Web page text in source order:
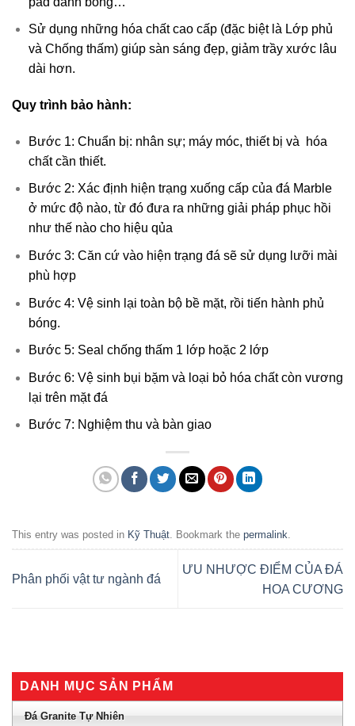
Sử dụng những hóa chất cao cấp (đặc biệt là Lớp phủ
và Chống thấm) giúp sàn sáng đẹp, giảm trầy xước lâu
dài hơn.
Quy trình bảo hành:
Bước 1: Chuẩn bị: nhân sự; máy móc, thiết bị và hóa
chất cần thiết.
Bước 2: Xác định hiện trạng xuống cấp của đá Marble
ở mức độ nào, từ đó đưa ra những giải pháp phục hồi
như thế nào cho hiệu qủa
Bước 3: Căn cứ vào hiện trạng đá sẽ sử dụng lưỡi mài
phù hợp
Bước 4: Vệ sinh lại toàn bộ bề mặt, rồi tiến hành phủ
bóng.
Bước 5: Seal chống thấm 1 lớp hoặc 2 lớp
Bước 6: Vệ sinh bụi bặm và loại bỏ hóa chất còn vương
lại trên mặt đá
Bước 7: Nghiệm thu và bàn giao
This entry was posted in Kỹ Thuật . Bookmark the permalink
Phân phối vật tư ngành đá
ƯU NHƯỢC ĐIỂM CỦA ĐÁ
HOA CƯƠNG
DANH MỤC SẢN PHẨM
Đá Granite Tự Nhiên